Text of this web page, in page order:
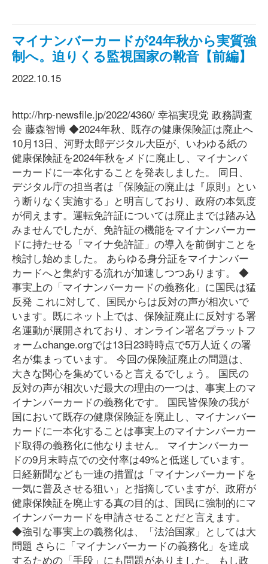
マイナンバーカードが24年秋から実質強
制へ。迫りくる監視国家の靴音【前編】
2022.10.15
http://hrp-newsfile.jp/2022/4360/ 幸福実現党 政務調査
会 藤森智博 ◆2024年秋、既存の健康保険証は廃止へ
10月13日、河野太郎デジタル大臣が、いわゆる紙の
健康保険証を2024年秋をメドに廃止し、マイナンバ
ーカードに一本化することを発表しました。 同日、
デジタル庁の担当者は「保険証の廃止は『原則』とい
う断りなく実施する」と明言しており、政府の本気度
が伺えます。運転免許証については廃止までは踏み込
みませんでしたが、免許証の機能をマイナンバーカー
ドに持たせる「マイナ免許証」の導入を前倒すことを
検討し始めました。 あらゆる身分証をマイナンバー
カードへと集約する流れが加速しつつあります。 ◆
事実上の「マイナンバーカードの義務化」に国民は猛
反発 これに対して、国民からは反対の声が相次いで
います。既にネット上では、保険証廃止に反対する署
名運動が展開されており、オンライン署名プラットフ
ォームchange.orgでは13日23時時点で5万人近くの署
名が集まっています。 今回の保険証廃止の問題は、
大きな関心を集めていると言えるでしょう。 国民の
反対の声が相次いだ最大の理由の一つは、事実上のマ
イナンバーカードの義務化です。 国民皆保険の我が
国において既存の健康保険証を廃止し、マイナンバー
カードに一本化することは事実上のマイナンバーカー
ド取得の義務化に他なりません。 マイナンバーカー
ドの9月末時点での交付率は49%と低迷しています。
日経新聞なども一連の措置は「マイナンバーカードを
一気に普及させる狙い」と指摘していますが、政府が
健康保険証を廃止する真の目的は、国民に強制的にマ
イナンバーカードを申請させることだと言えます。
◆強引な事実上の義務化は、「法治国家」としては大
問題 さらに「マイナンバーカードの義務化」を達成
するための「手段」にも問題がありました。 もし政